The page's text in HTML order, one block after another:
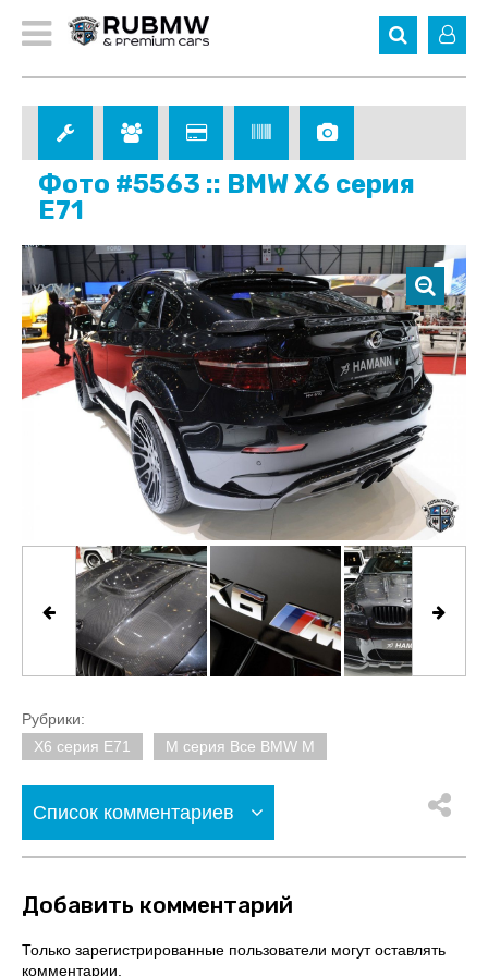
Фото #5563 :: BMW X6 серия
E71
Рубрики:
X6 серия E71
M серия Все BMW M
Список комментариев
Добавить комментарий
Только зарегистрированные пользователи могут оставлять
комментарии.